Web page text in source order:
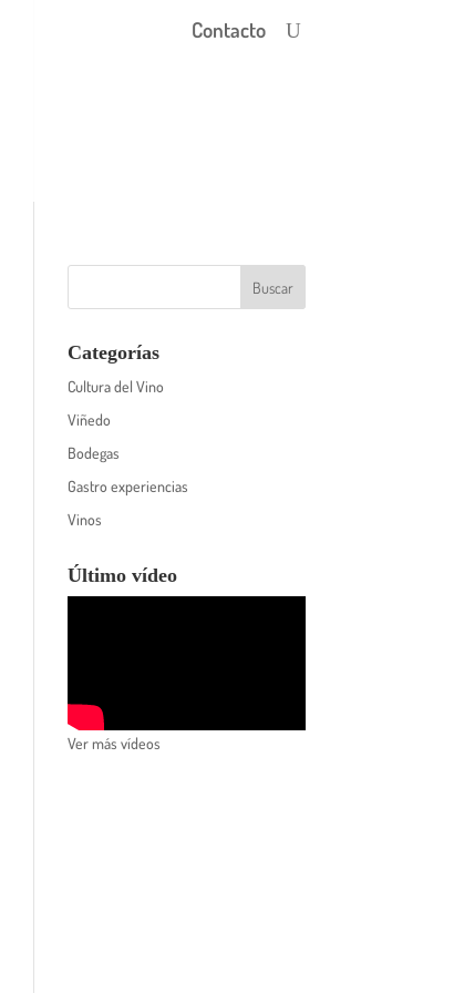
Contacto
Categorías
Cultura del Vino
Viñedo
Bodegas
Gastro experiencias
Vinos
Último vídeo
Ver más vídeos